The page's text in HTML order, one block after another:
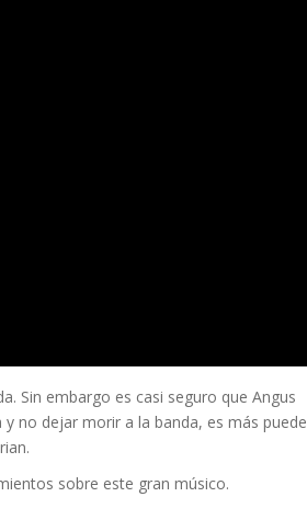
Sin embargo es casi seguro que Angus
no dejar morir a la banda, es más puede
sobre este gran músico.